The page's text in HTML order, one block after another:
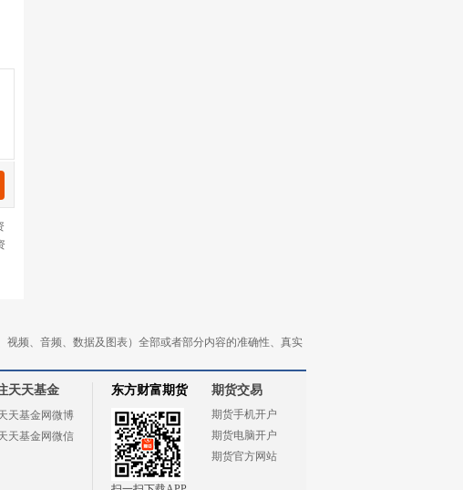
频、音频、数据及图表）全部或者部分内容的准确性、真实
天天基金
天基金网微博
天基金网微信
东方财富期货 期货交易
期货手机开户
期货电脑开户
期货官方网站